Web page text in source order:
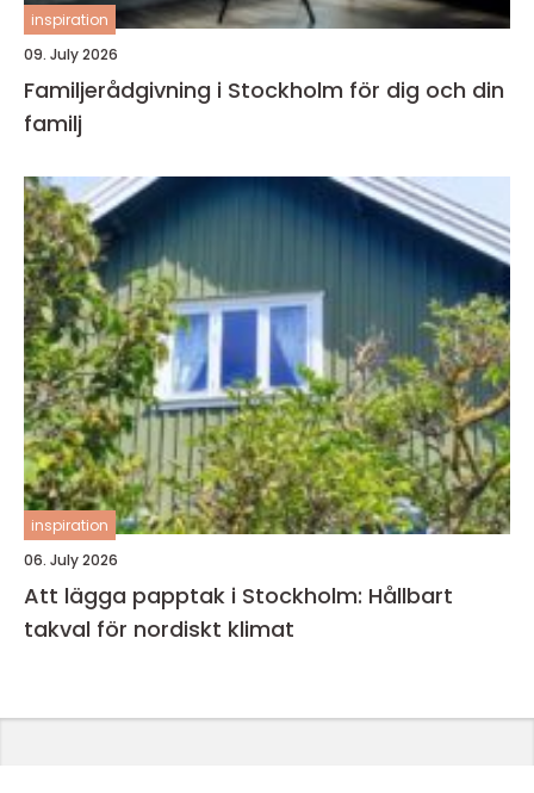
inspiration
09. July 2026
Familjerådgivning i Stockholm för dig och din
familj
inspiration
06. July 2026
Att lägga papptak i Stockholm: Hållbart
takval för nordiskt klimat